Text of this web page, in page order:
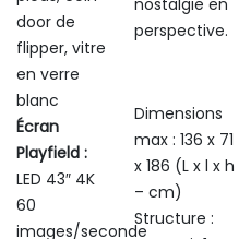
door de
flipper, vitre
en verre
blanc
Écran
Playfield :
LED 43″ 4K
60
images/seconde
perspective.
Dimensions
max : 136 x 71
x 186 (L x l x h
– cm)
Structure :